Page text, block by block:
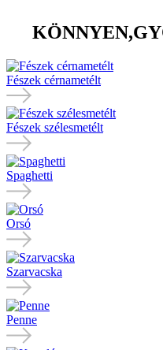
Fészek cérnametélt
Fészek szélesmetélt
Spaghetti
Orsó
Szarvacska
Penne